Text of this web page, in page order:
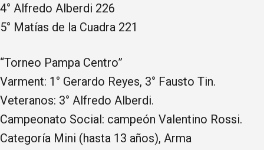
4° Alfredo Alberdi 226
5° Matías de la Cuadra 221
“Torneo Pampa Centro”
Varment: 1° Gerardo Reyes, 3° Fausto Tin.
Veteranos: 3° Alfredo Alberdi.
Campeonato Social: campeón Valentino Rossi.
Categoría Mini (hasta 13 años), Arma